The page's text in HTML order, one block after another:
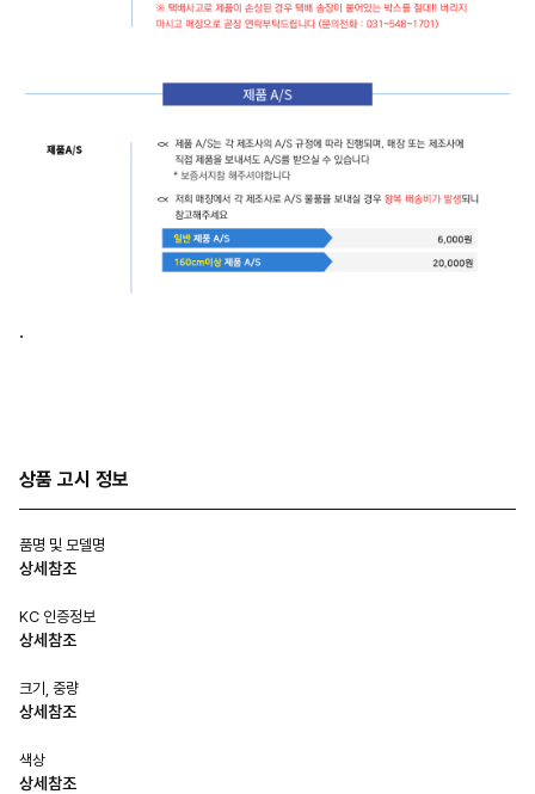
.
상품 고시 정보
품명 및 모델명
상세참조
KC 인증정보
상세참조
크기, 중량
상세참조
색상
상세참조